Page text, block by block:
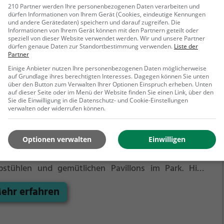
Das freundliche Personal sorgt dafür, dass man
rundum wohl fühlt und stets ein unvergessliches
Erlebnis genießt. Ein Besuch im "Zum
Anker" ist ein Muss für Liebhaber guter Küche
gepflegter Getränke.
Friedrichsfehn
Straße 33, 26188 Edewecht
Landhaus Friedrichsfehn in Edewecht erlebt man
Spezialitäten in einem großzügigen
mit rustikalen Ziegelwänden, stilvollen
und gemütlichen Pavillons im Park. Hier
man nicht nur regionale Köstlichkeiten genießen,
auch afrikanische und gesunde Gerichte
Ein vielfältiges Angebot an Getränken und
erfahren
210 Partner werden Ihre personenbezogenen Daten verarbeiten und
dürfen Informationen von Ihrem Gerät (Cookies, eindeutige Kennungen
und andere Gerätedaten) speichern und darauf zugreifen. Die
Informationen von Ihrem Gerät können mit den Partnern geteilt oder
speziell von dieser Website verwendet werden. Wir und unsere Partner
dürfen genaue Daten zur Standortbestimmung verwenden. Liste der
Partner
Einige Anbieter nutzen Ihre personenbezogenen Daten möglicherweise
auf Grundlage ihres berechtigten Interesses. Dagegen können Sie unten
über den Button zum Verwalten Ihrer Optionen Einspruch erheben. Unten
auf dieser Seite oder im Menü der Website finden Sie einen Link, über den
Sie die Einwilligung in die Datenschutz- und Cookie-Einstellungen
verwalten oder widerrufen können.
Einwilligen
Optionen verwalten